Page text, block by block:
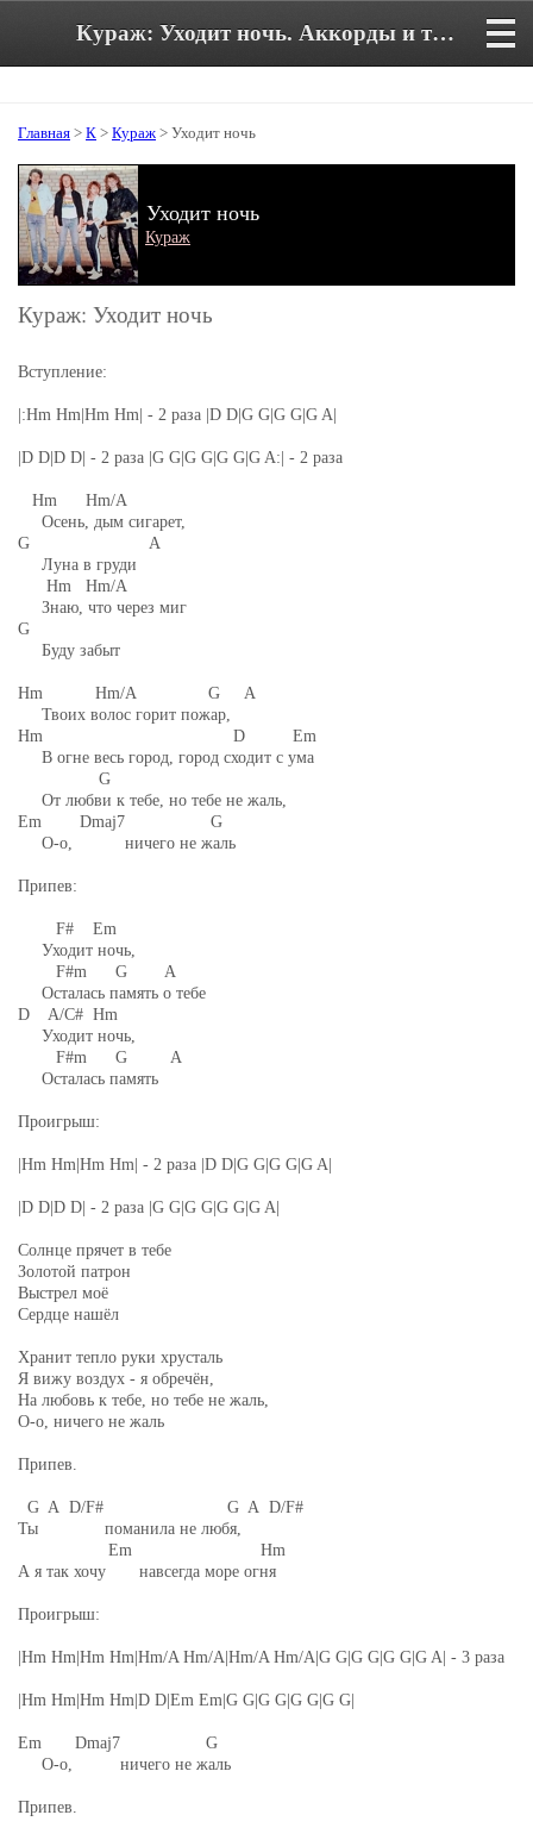
Кураж: Уходит ночь. Аккорды и текст песни
Главная > К > Кураж > Уходит ночь
Уходит ночь
Кураж
Кураж: Уходит ночь
Вступление:
|:Hm Hm|Hm Hm| - 2 раза |D D|G G|G G|G A|
|D D|D D| - 2 раза |G G|G G|G G|G A:| - 2 раза
Hm Hm/A
Осень, дым сигарет,
G A
Луна в груди
Hm Hm/A
Знаю, что через миг
G
Буду забыт
Hm Hm/A G A
Твоих волос горит пожар,
Hm D Em
В огне весь город, город сходит с ума
G
От любви к тебе, но тебе не жаль,
Em Dmaj7 G
О-о, ничего не жаль
Припев:
F# Em
Уходит ночь,
F#m G A
Осталась память о тебе
D A/C# Hm
Уходит ночь,
F#m G A
Осталась память
Проигрыш:
|Hm Hm|Hm Hm| - 2 раза |D D|G G|G G|G A|
|D D|D D| - 2 раза |G G|G G|G G|G A|
Солнце прячет в тебе
Золотой патрон
Выстрел моё
Сердце нашёл
Хранит тепло руки хрусталь
Я вижу воздух - я обречён,
На любовь к тебе, но тебе не жаль,
О-о, ничего не жаль
Припев.
G A D/F# G A D/F#
Ты поманила не любя,
Em Hm
А я так хочу навсегда море огня
Проигрыш:
|Hm Hm|Hm Hm|Hm/A Hm/A|Hm/A Hm/A|G G|G G|G G|G A| - 3 раза
|Hm Hm|Hm Hm|D D|Em Em|G G|G G|G G|G G|
Em Dmaj7 G
О-о, ничего не жаль
Припев.